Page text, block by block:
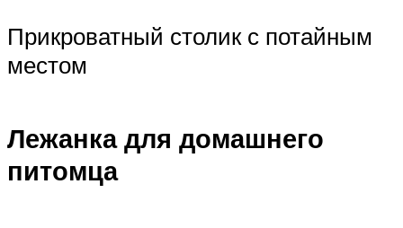
Прикроватный столик с потайным
местом
Лежанка для домашнего
питомца